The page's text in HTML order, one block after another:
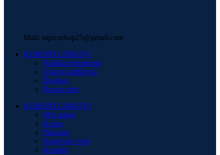
Mail: sapicashop25@gmail.com
KORISNI LINKOVI
Politika privatnosti
Uslovi korišćenja
Dostava
Povrat robe
KORISNI LINKOVI
Moj nalog
Korpa
Plaćanje
Najnovije vesti
Kontakt